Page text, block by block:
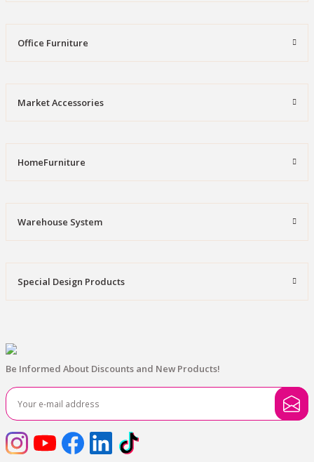
Office Furniture
Market Accessories
HomeFurniture
Warehouse System
Special Design Products
Be Informed About Discounts and New Products!